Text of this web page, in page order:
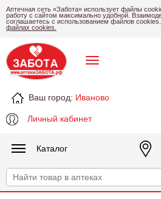
Аптечная сеть «Забота» использует файлы
работу с сайтом максимально удобной.
соглашаетесь с использованием файлов cookies.
файлах cookies.
Ваш город: Иваново
Личный кабинет
Каталог